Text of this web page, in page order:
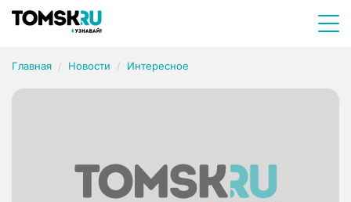
Главная Новости Интересное